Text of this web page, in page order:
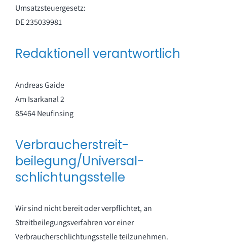
Umsatzsteuergesetz:
DE 235039981
Redaktionell verantwortlich
Andreas Gaide
Am Isarkanal 2
85464 Neufinsing
Verbraucher­streit­
beilegung/Universal­
schlichtungs­stelle
Wir sind nicht bereit oder verpflichtet, an
Streitbeilegungsverfahren vor einer
Verbraucherschlichtungsstelle teilzunehmen.